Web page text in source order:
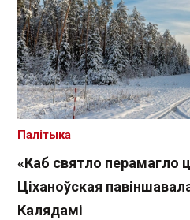
«Каб святло перамагло
Ціханоўская
Калядамі
Палітыка